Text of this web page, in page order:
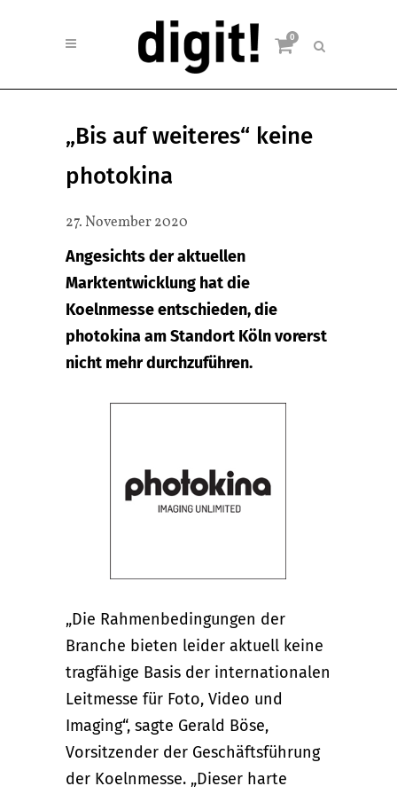
0
„Bis auf weiteres“ keine
photokina
27. November 2020
Angesichts der aktuellen
Marktentwicklung hat die
Koelnmesse entschieden, die
photokina am Standort Köln vorerst
nicht mehr durchzuführen.
„Die Rahmenbedingungen der
Branche bieten leider aktuell keine
tragfähige Basis der internationalen
Leitmesse für Foto, Video und
Imaging“, sagte Gerald Böse,
Vorsitzender der Geschäftsführung
der Koelnmesse. „Dieser harte